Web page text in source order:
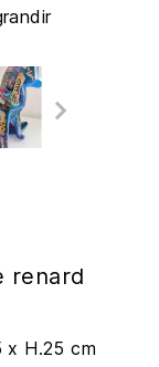
renard
x H.25 cm